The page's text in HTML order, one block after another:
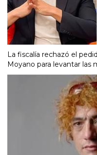
La fiscalía rechazó el
Moyano para levantar las